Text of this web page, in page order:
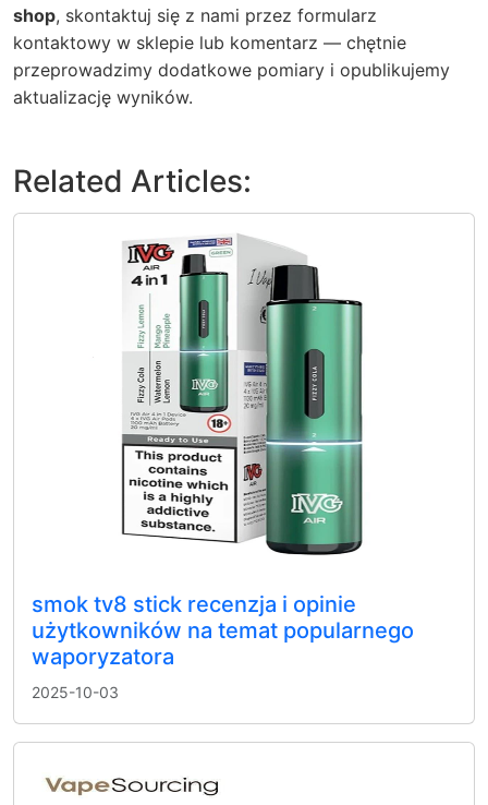
shop, skontaktuj się z nami przez formularz
kontaktowy w sklepie lub komentarz — chętnie
przeprowadzimy dodatkowe pomiary i opublikujemy
aktualizację wyników.
Related Articles:
smok tv8 stick recenzja i opinie
użytkowników na temat popularnego
waporyzatora
2025-10-03